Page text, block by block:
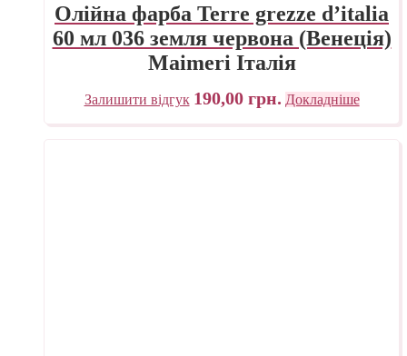
Олійна фарба Terre grezze d’italia
60 мл 036 земля червона (Венеція)
Maimeri Італія
Залишити відгук 190,00 грн. Докладніше